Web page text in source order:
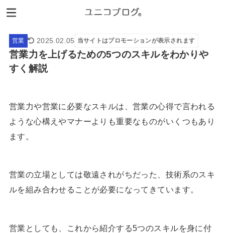
営業 2025.02.05 当サイトはプロモーションが表示されます
営業力を上げるための5つのスキルをわかりや
すく解説
営業力や営業に必要なスキルは、営業の心得で言われる
ような心構えやマナーよりも重要なものがいくつもあり
ます。
営業の立場としては敬遠されがちだった、技術系のスキ
ルを組み合わせることが必要になってきています。
営業としても、これから紹介する5つのスキルを身に付